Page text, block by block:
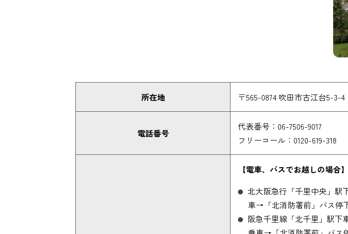
所在地 〒565-0874 吹田市古江台5-3-4
電話番号
代表番号：06-7506-9017
フリーコール：0120-619-318
【電車、バスでお越しの場合】
北大阪急行「千里中央」
車→「北消防署前」バス停
阪急千里線「北千里」駅